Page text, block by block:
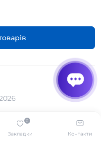
Закладки
0
Контакти